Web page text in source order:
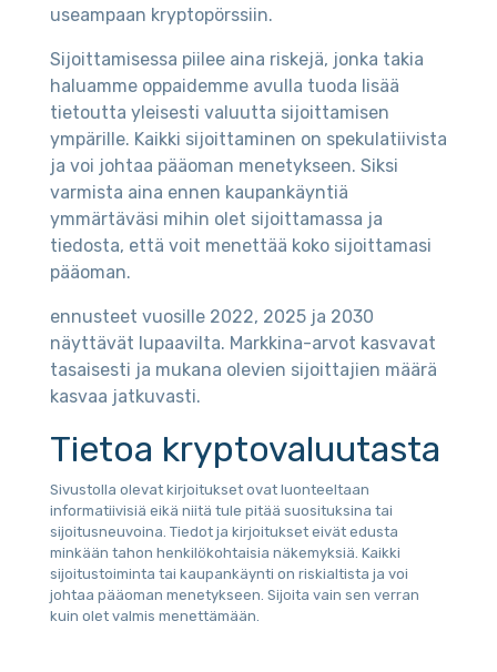
useampaan kryptopörssiin.
Sijoittamisessa piilee aina riskejä, jonka takia
haluamme oppaidemme avulla tuoda lisää
tietoutta yleisesti valuutta sijoittamisen
ympärille. Kaikki sijoittaminen on spekulatiivista
ja voi johtaa pääoman menetykseen. Siksi
varmista aina ennen kaupankäyntiä
ymmärtäväsi mihin olet sijoittamassa ja
tiedosta, että voit menettää koko sijoittamasi
pääoman.
ennusteet vuosille 2022, 2025 ja 2030
näyttävät lupaavilta. Markkina-arvot kasvavat
tasaisesti ja mukana olevien sijoittajien määrä
kasvaa jatkuvasti.
Tietoa kryptovaluutasta
Sivustolla olevat kirjoitukset ovat luonteeltaan
informatiivisiä eikä niitä tule pitää suosituksina tai
sijoitusneuvoina. Tiedot ja kirjoitukset eivät edusta
minkään tahon henkilökohtaisia näkemyksiä. Kaikki
sijoitustoiminta tai kaupankäynti on riskialtista ja voi
johtaa pääoman menetykseen. Sijoita vain sen verran
kuin olet valmis menettämään.